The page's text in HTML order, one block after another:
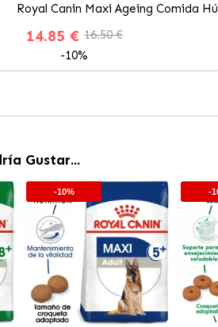
Royal Canin Maxi Ageing Comida
14.85 € 16.50 €
-10%
Gustar...
-10% -